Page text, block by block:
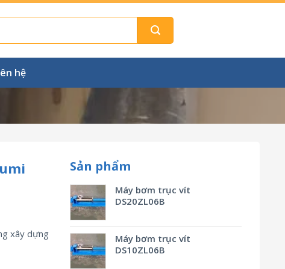
hệ
Sản phẩm
Máy bơm trục vít
DS20ZL06B
Máy bơm trục vít
DS10ZL06B
xây dựng